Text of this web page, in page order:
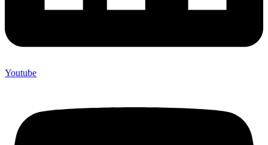
Youtube